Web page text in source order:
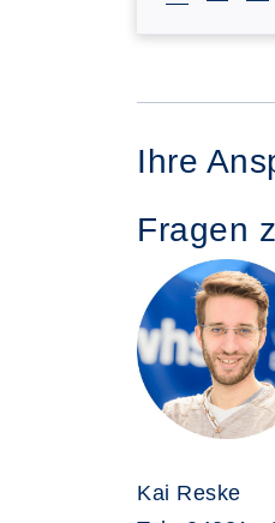
Ihre
Fragen
Kai Reske